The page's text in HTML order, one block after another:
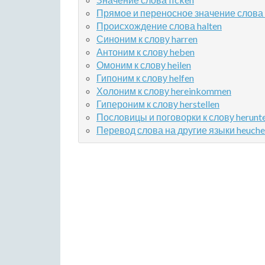
Прямое и переносное значение
Происхождение слова halten
Синоним к слову harren
Антоним к слову heben
Омоним к слову heilen
Гипоним к слову helfen
Холоним к слову hereinkommen
Гипероним к слову herstellen
Пословицы и поговорки к слову
Перевод слова на другие языки